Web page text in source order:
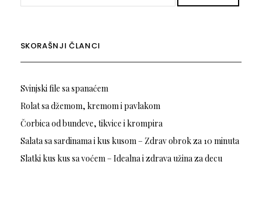
SKORAŠNJI ČLANCI
Svinjski file sa spanaćem
Rolat sa džemom, kremom i pavlakom
Čorbica od bundeve, tikvice i krompira
Salata sa sardinama i kus kusom – Zdrav obrok za 10 minuta
Slatki kus kus sa voćem – Idealna i zdrava užina za decu